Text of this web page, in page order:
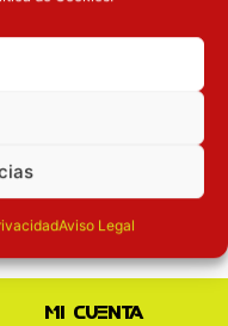
Aviso Legal
visa
Cc-
paypal
Mi cuenta